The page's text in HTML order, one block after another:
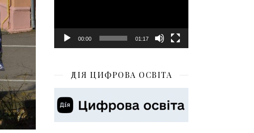
00:00 01:17
ДІЯ ЦИФРОВА ОСВІТА